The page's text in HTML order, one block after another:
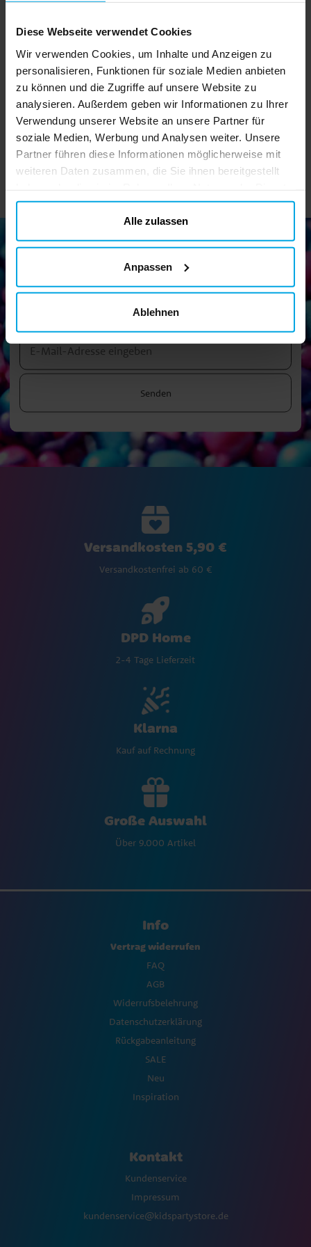
Diese Webseite verwendet Cookies
Wir verwenden Cookies, um Inhalte und Anzeigen zu
personalisieren, Funktionen für soziale Medien anbieten
zu können und die Zugriffe auf unsere Website zu
analysieren. Außerdem geben wir Informationen zu Ihrer
Verwendung unserer Website an unsere Partner für
soziale Medien, Werbung und Analysen weiter. Unsere
Partner führen diese Informationen möglicherweise mit
weiteren Daten zusammen, die Sie ihnen bereitgestellt
gesammelt haben. Ihre Einwilligung können Sie jederzeit.
Alle zulassen
Anpassen
Ablehnen
reinigen. Keine scheuernden
Nicht zum direkten Blick in die Sonne oder
für künstlich erzeugte UV-Strahlen
geeignet. Für Kinder über 36 Monate
geeignet. Dies ist ein offiziell lizenziertes
Disney-Produkt des Herstellers Cerdá.
Kawaii Bubble Tea
Plüsch-
Schlüsselanhänger
Preis:2,69 €
2,69 €
DETAILS
Hello Kitty Kuromi
Rocking
Schlüsselanhänger
Preis:2,29 €
2,29 €
IN DEN KORB
Newsletter!
tolle Tipps und Angebote
Senden
Versandkosten 5,90 €
Versandkostenfrei ab 60 €
DPD Home
2-4 Tage Lieferzeit
Klarna
Kauf auf Rechnung
Große Auswahl
Über 9.000 Artikel
Info
Vertrag widerrufen
FAQ
AGB
Widerrufsbelehrung
Datenschutzerklärung
Rückgabeanleitung
SALE
Neu
Inspiration
Kontakt
Kundenservice
Impressum
kundenservice@kidspartystore.de